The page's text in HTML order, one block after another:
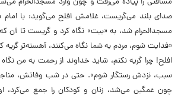
صداى بلند مى‏‌گریست، غلامش افلح مى‌‏گوید: با امام
مسجدالحرام شد، به «بیت‏» نگاه کرد و گریست تا آن
«فدایت ‏شوم، مردم به شما نگاه مى‌کنند، آهسته‏‌تر گریه
افلح! چرا گریه نکنم، شاید خداوند از رحمت‏ به من
سبب، نزدش رستگار شوم‏». حتى در شب وفاتش،
چون غمگین مى‏‌شد، زنان و کودکان را جمع مى‌‏کرد،